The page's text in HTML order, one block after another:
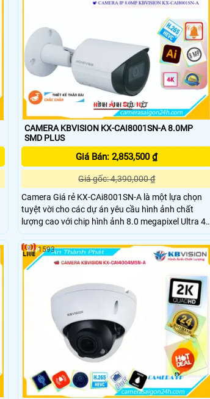
CAMERA KBVISION KX-CAI8001SN-A 8.0MP
SMD PLUS
Giá Bán: 2,853,500 ₫
Giá gốc: 4,390,000 ₫
Camera Giá rẻ KX-CAi8001SN-A là một lựa chọn
tuyệt vời cho các dự án yêu cầu hình ảnh chất
lượng cao với chip hình ảnh 8.0 megapixel Ultra 4k
nó nâng cao an toàn độ sắc nét và chi tiết tuyệt
Camera KBvision KX-CAi8001SN-A còn được
bị Chống Ngược Sáng DWDR 120db giúp cho hình
ảnh rõ ràng hơn dù lắp đặt ở đâu
1593